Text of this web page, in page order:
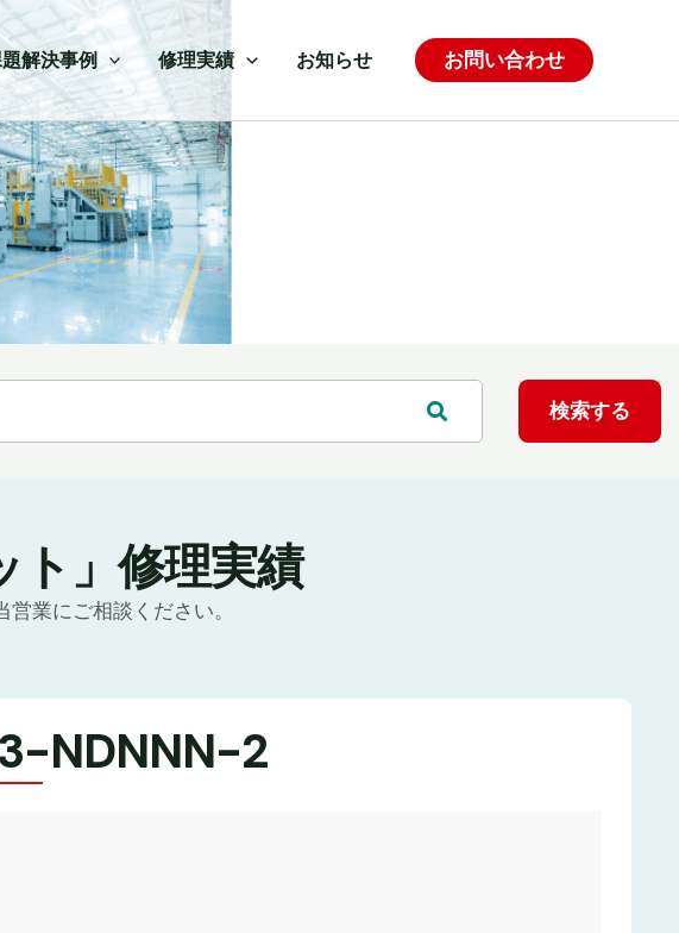
解決事例 修理実績 お知らせ お問い合わせ
ト」修理実績
業にご相談ください。
NDNNN-2